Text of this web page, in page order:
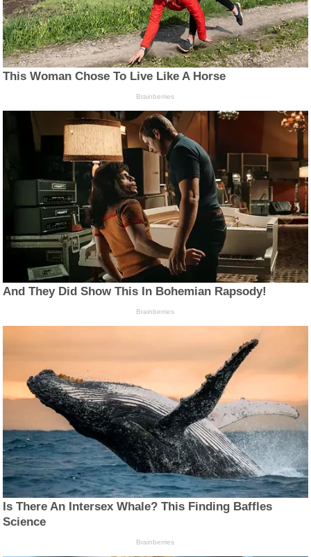
This Woman Chose To Live Like A Horse
Brainberries
And They Did Show This In Bohemian Rapsody!
Brainberries
Is There An Intersex Whale? This Finding Baffles
Science
Brainberries